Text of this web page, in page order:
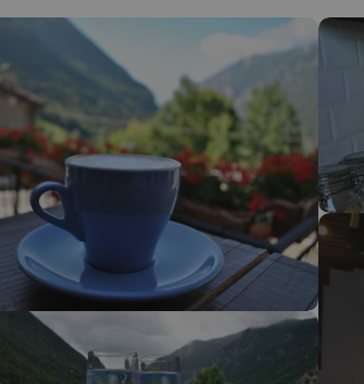
búsqueda. Prueba a modificar el destino.
encuentre su brújula vuelve.